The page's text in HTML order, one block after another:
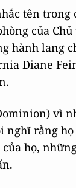
tên trong
của
hành lang
Diane
vì
nghĩ rằng
họ,